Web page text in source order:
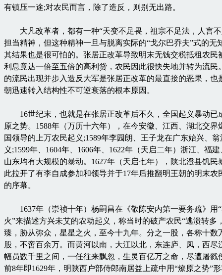
有镇压一途;对农民而言，除了造反，则别无出路。
大凡改革者，都有一种“天变不足畏，祖宗不足法，人言不
担当精神，但这种精神一旦与脱离实际的“戈尔巴乔夫”式的无
其结果也是很可怕的。张居正改革导致明末无钱交税抵租农民
利息竟达一倍至五倍的高利贷，农民因此很快失地并转为流民
的流民出现并步入造反大军是张居正改革的最直接的恶果，也
朝迅速转入结构性不可逆衰落的根本原因。
16世纪末，也就是在张居正改革后不久，全国起义暴动已
原之势。1588年（万历十六年），在今安徽、江西、湖北交界
国领导的上万农民起义;1589年李园朗、王子龙在广东始兴、
义;1599年、1604年、1606年、1622年（天启二年）浙江、福
山东均有大规模的暴动。1627年（天启七年），陕北澄县饥民
此拉开了有李自成参加和领导并于17年后推翻明王朝的明末农
的序幕。
1637年（崇祯十年）杨嗣昌在《敬陈安内第一要务疏》用
火”来描述方兴未艾的农动起义，称当时的破产农民“逃溃转多
臻，胁从弥众，星星之火，至今十九年。分之一股，各称十数
股，不啻百余万。而黄河以南，大江以北，东连庐、凤，西尽
幅员数千里之间，一任往来飘忽，生灵百亿万之命，尽遭屠戮
前8年即1629年，明陕西户部侍郎南居益上疏中用“燎原之势”